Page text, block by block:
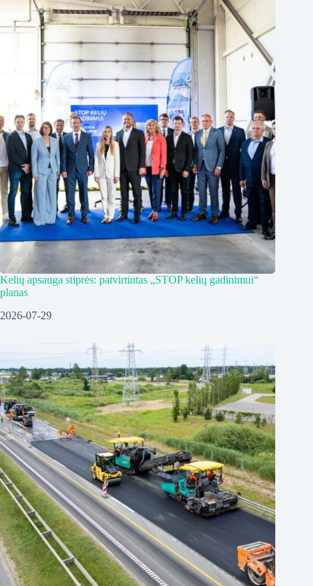
Kelių apsauga stiprės: patvirtintas „STOP kelių gadinimui“
planas
2026-07-29